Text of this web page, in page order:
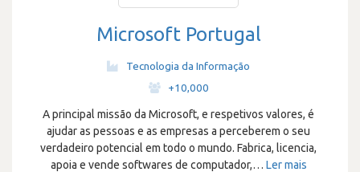
Microsoft Portugal
Tecnologia da Informação
+10,000
A principal missão da Microsoft, e respetivos valores, é
ajudar as pessoas e as empresas a perceberem o seu
verdadeiro potencial em todo o mundo. Fabrica, licencia,
apoia e vende softwares de computador,… Ler mais